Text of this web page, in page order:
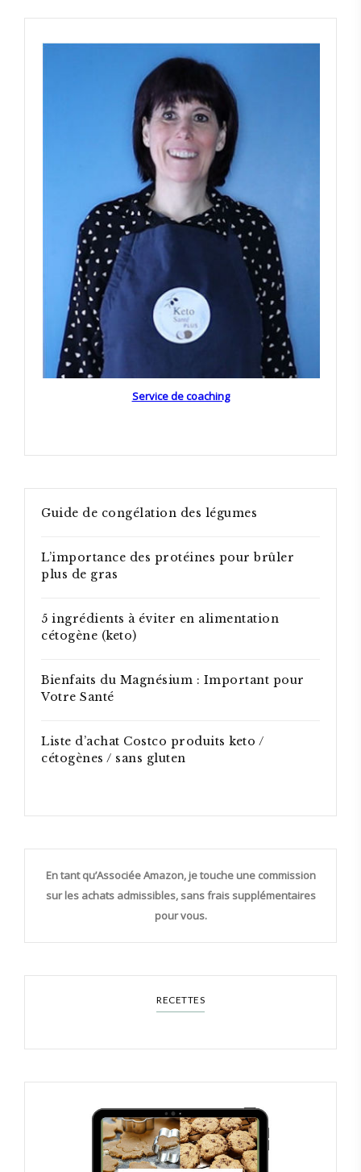
Service de coaching
Guide de congélation des légumes
L’importance des protéines pour brûler
plus de gras
5 ingrédients à éviter en alimentation
cétogène (keto)
Bienfaits du Magnésium : Important pour
Votre Santé
Liste d’achat Costco produits keto /
cétogènes / sans gluten
En tant qu’Associée Amazon, je touche une commission
sur les achats admissibles, sans frais supplémentaires
pour vous.
RECETTES